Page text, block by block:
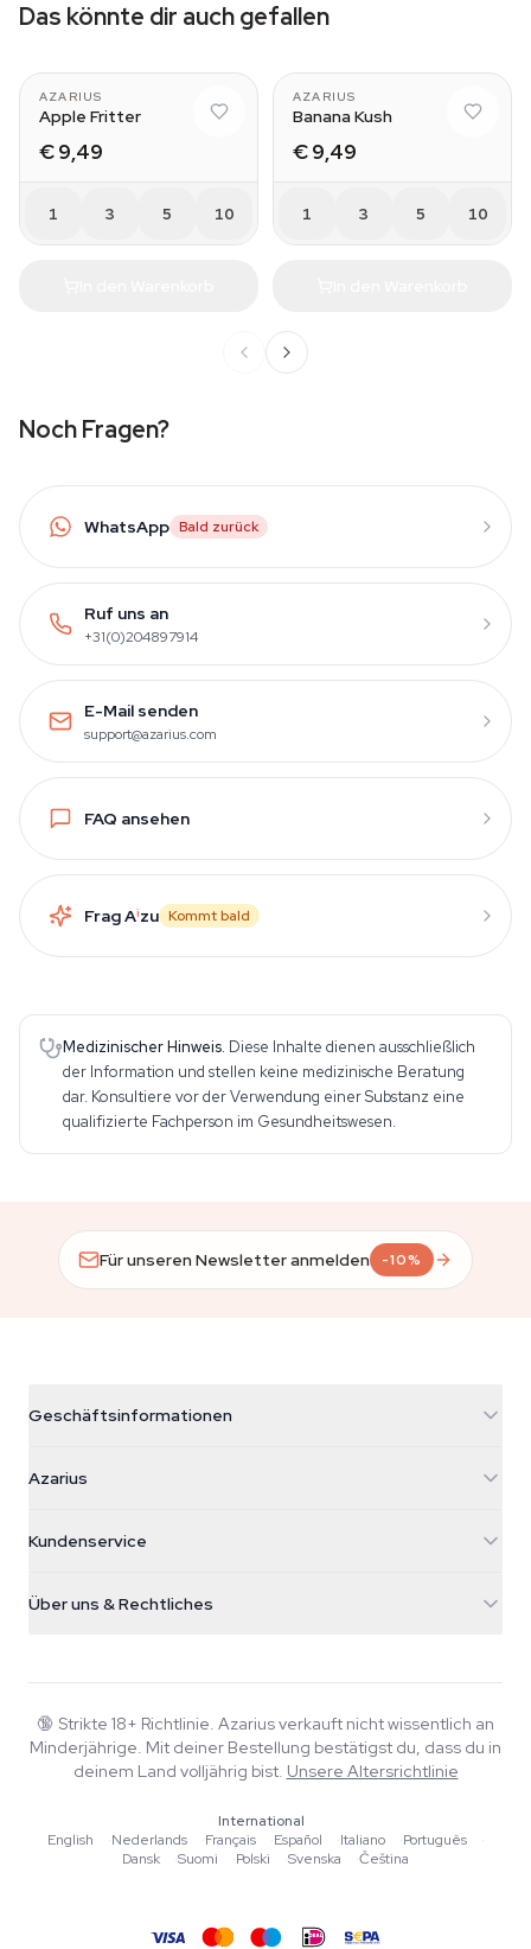
Das könnte dir auch gefallen
AZARIUS
Apple Fritter
€ 9,49
1 3 5 10
AZARIUS
Banana Kush
€ 9,49
1 3 5 10
Noch Fragen?
WhatsApp Bald zurück
Ruf uns an
+31(0)204897914
E-Mail senden
support@azarius.com
FAQ ansehen
Frag Aizu Kommt bald
Medizinischer Hinweis. Diese Inhalte dienen ausschließlich
der Information und stellen keine medizinische Beratung
dar. Konsultiere vor der Verwendung einer Substanz eine
qualifizierte Fachperson im Gesundheitswesen.
Für unseren Newsletter anmelden -10%
Geschäftsinformationen
Galvaniweg 11
Nederland
+31(0)204897914
Azarius
Smokeshop
Kundenservice
FAQ
Datenschutzrichtlinie
Über uns & Rechtliches
Wiki
Blog
Musik
Redaktionelle Standards
Tools & Rechner
🔞 Strikte 18+ Richtlinie. Azarius verkauft nicht wissentlich an
Minderjährige. Mit deiner Bestellung bestätigst du, dass du in
deinem Land volljährig bist. Unsere Altersrichtlinie
International
English
·Nederlands ·Français ·Español ·Italiano ·Português
·
Dansk
·Suomi ·Polski ·Svenska ·Čeština